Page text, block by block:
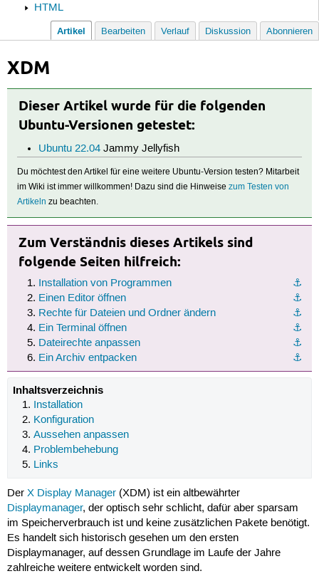
HTML
Artikel Bearbeiten Verlauf Diskussion Abonnieren
XDM
Dieser Artikel wurde für die folgenden
Ubuntu-Versionen getestet:
Ubuntu 22.04Jammy Jellyfish
Du möchtest den Artikel für eine weitere Ubuntu-Version testen? Mitarbeit
im Wiki ist immer willkommen! Dazu sind die Hinweisezum Testen von
Artikeln zu beachten.
Zum Verständnis dieses Artikels sind
folgende Seiten hilfreich:
⚓︎
Installation von Programmen
⚓︎
Einen Editor öffnen
⚓︎
Rechte für Dateien und Ordner ändern
⚓︎
Ein Terminal öffnen
⚓︎
Dateirechte anpassen
⚓︎
Ein Archiv entpacken
Inhaltsverzeichnis
Installation
Konfiguration
Aussehen anpassen
Problembehebung
Links
Der X Display Manager(XDM) ist ein altbewährter
Displaymanager, der optisch sehr schlicht, dafür aber sparsam
im Speicherverbrauch ist und keine zusätzlichen Pakete benötigt.
Es handelt sich historisch gesehen um den ersten
Displaymanager, auf dessen Grundlage im Laufe der Jahre
zahlreiche weitere entwickelt worden sind.